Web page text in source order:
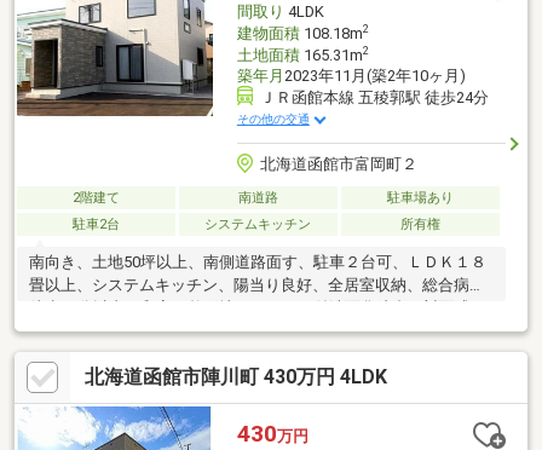
間取り 4LDK
建物面積108.18m2
土地面積165.31m2
築年月 2023年11月(築2年10ヶ月)
ＪＲ函館本線 五稜郭駅 徒歩24分
その他の交通
北海道函館市富岡町２
2階建て 南道路
駐車場あり
駐車2台
システムキッチン 所有権
南向き、土地50坪以上、南側道路面す、駐車２台可、ＬＤＫ１８
畳以上、システムキッチン、陽当り良好、全居室収納、総合病院
ッチン、トイレ２ヶ所、浴室１坪以上、２階建、温水洗浄便座、
浴室に窓、ＴＶモニタ付インターホン、平坦地
北海道函館市陣川町 430万円 4LDK
430万円